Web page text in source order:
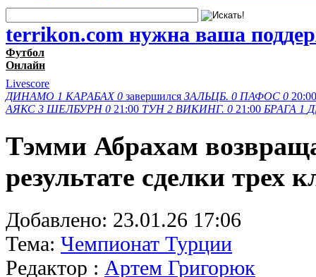
terrikon.com нужна ваша
Футбол
Онлайн
Livescore
ДИНАМО 1 КАРАБАХ 0 завершился ЗАЛЬЦБ. 0 ПАФОС 0 20:00
АЯКС 3 ШЕЛБУРН 0 21:00 ТУН 2 ВИКИНГ. 0 21:00 БРАГА 1
Тэмми Абрахам
результате сделки трех
Добавлено: 23.01.26 17:06
Тема: Чемпионат Турции
Редактор : Артем Григорюк